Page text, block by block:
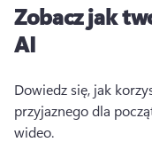
Zobacz jak
AI
Dowiedz się, jak
przyjaznego dla
wideo.